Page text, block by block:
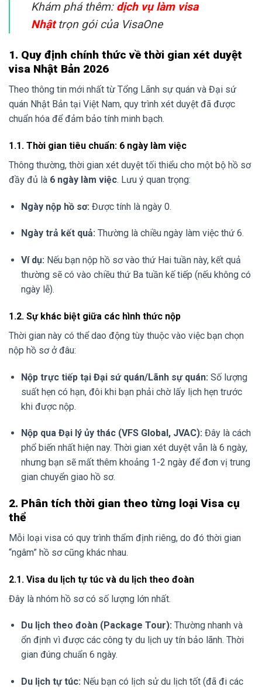
Khám phá thêm: dịch vụ làm visa
Nhậttrọn gói của VisaOne
1. Quy định chính thức về thời gian xét duyệt
visa Nhật Bản 2026
Theo thông tin mới nhất từ Tổng Lãnh sự quán và Đại sứ
quán Nhật Bản tại Việt Nam, quy trình xét duyệt đã được
chuẩn hóa để đảm bảo tính minh bạch.
1.1. Thời gian tiêu chuẩn: 6 ngày làm việc
Thông thường, thời gian xét duyệt tối thiểu cho một bộ hồ sơ
đầy đủ là 6 ngày làm việc. Lưu ý quan trọng:
Ngày nộp hồ sơ: Được tính là ngày 0.
Ngày trả kết quả: Thường là chiều ngày làm việc thứ 6.
Ví dụ: Nếu bạn nộp hồ sơ vào thứ Hai tuần này, kết quả
thường sẽ có vào chiều thứ Ba tuần kế tiếp (nếu không có
ngày lễ).
1.2. Sự khác biệt giữa các hình thức nộp
Thời gian này có thể dao động tùy thuộc vào việc bạn chọn
nộp hồ sơ ở đâu:
Nộp trực tiếp tại Đại sứ quán/Lãnh sự quán: Số lượng
suất hẹn có hạn, đôi khi bạn phải chờ lấy lịch hẹn trước
khi được nộp.
Nộp qua Đại lý ủy thác (VFS Global, JVAC): Đây là cách
phổ biến nhất hiện nay. Thời gian xét duyệt vẫn là 6 ngày,
nhưng bạn sẽ mất thêm khoảng 1-2 ngày để đơn vị trung
gian chuyển giao hồ sơ.
2. Phân tích thời gian theo từng loại Visa cụ
thể
Mỗi loại visa có quy trình thẩm định riêng, do đó thời gian
“ngâm” hồ sơ cũng khác nhau.
2.1. Visa du lịch tự túc và du lịch theo đoàn
Đây là nhóm hồ sơ có số lượng lớn nhất.
Du lịch theo đoàn (Package Tour): Thường nhanh và
ổn định vì được các công ty du lịch uy tín bảo lãnh. Thời
gian đúng chuẩn 6 ngày.
Du lịch tự túc: Nếu bạn có lịch sử du lịch tốt (đã đi các